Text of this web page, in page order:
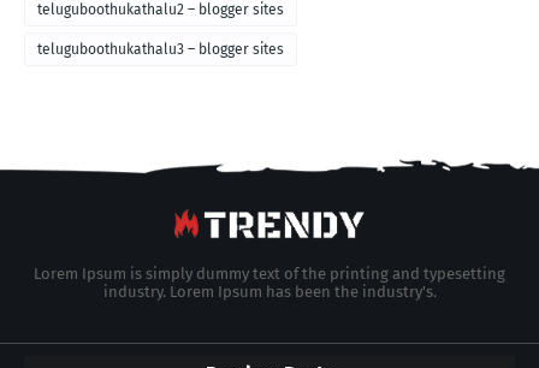
teluguboothukathalu2 – blogger sites
teluguboothukathalu3 – blogger sites
Lorem Ipsum is simply dummy text of the printing and typesetting
industry. Lorem Ipsum has been the industry's.